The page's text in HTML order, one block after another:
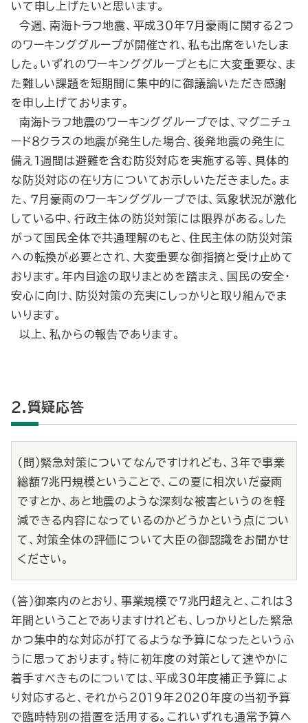
いて申し上げたいと思います。
今週、南海トラフ地震、平成３０年７月豪雨に関する２つ
のワーキンググループが開催され、私も出席をいたしま
した。いずれのワーキンググループともに大変重要な、ま
た難しい課題を短期間に集中的に御議論いただき感謝
を申し上げております。
南海トラフ地震のワーキンググループでは、マグニチュ
ード８クラスの地震が発生した場合、後発地震の発生に
備え１週間は避難を含む防災対応を実施する等、具体的
な防災対応の在り方についてお示しいただきました。ま
た、７月豪雨のワーキンググループでは、気象状況が激化
している中、行政主体の防災対策には限界がある。した
がって国民全体で共通理解のもと、住民主体の防災対策
への転換が必要とされ、大変重要な御指摘と受け止めて
おります。年内目途の取りまとめを踏まえ、国民の安全・
安心に向け、防災対策の充実にしっかりと取り組んでま
いります。
以上、私からの報告であります。
2.質疑応答
（問）緊急対策についてなんですけれども、３年で事業
総額７兆円規模ということで、この夏に相次いだ豪雨
ですとか、あと地震のような深刻な被害というのを軽
減できる内容になっているのかどうかという点につい
て、対策全体の評価について大臣の御認識をお聞かせ
ください。
（答）御案内のとおり、事業規模で７兆円超えと、これは３
年間ということでありますけれども、しっかりとした緊急
かつ集中的な対応が打てるような予算になったというふ
うに思っております。特に初年度の対策として速やかに
着手すべきものについては、平成３０年度補正予算によ
り対応すると、それから２０１９年２０２０年度の当初予算
で臨時特別の措置を活用する。これいずれも通常予算へ